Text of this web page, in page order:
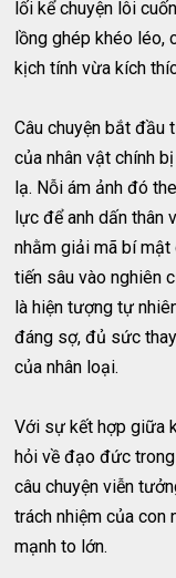
lối kể chuyện lôi
lồng ghép khéo léo,
kịch tính vừa kích
Câu chuyện bắt đầu
của nhân vật chính
lạ. Nỗi ám ảnh đó
lực để anh dấn thân
nhằm giải mã bí mật
tiến sâu vào nghiên
là hiện tượng tự
đáng sợ, đủ sức
của nhân loại.
Với sự kết hợp giữa
hỏi về đạo đức
câu chuyện viễn
trách nhiệm của
mạnh to lớn.